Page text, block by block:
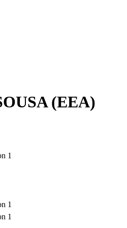
(EEA)
1
1
1